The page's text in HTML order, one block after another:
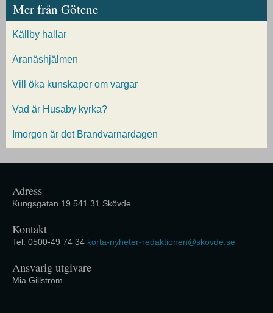
Mer från Götene
Källby hallar
Aranäshjälmen
Vill öka kunskaper om vargar
Vad är Husaby kyrka?
Imorgon är det Brandvarnardagen
Adress
Kungsgatan 19 541 31 Skövde
Kontakt
Tel. 0500-49 74 34 korta-nyheter-redaktionen@skovde.se
Ansvarig utgivare
Mia Gillström.